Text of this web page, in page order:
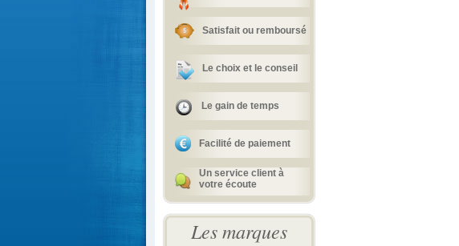
Satisfait ou remboursé
Le choix et le conseil
Le gain de temps
Facilité de paiement
Un service client à
votre écoute
Les marques